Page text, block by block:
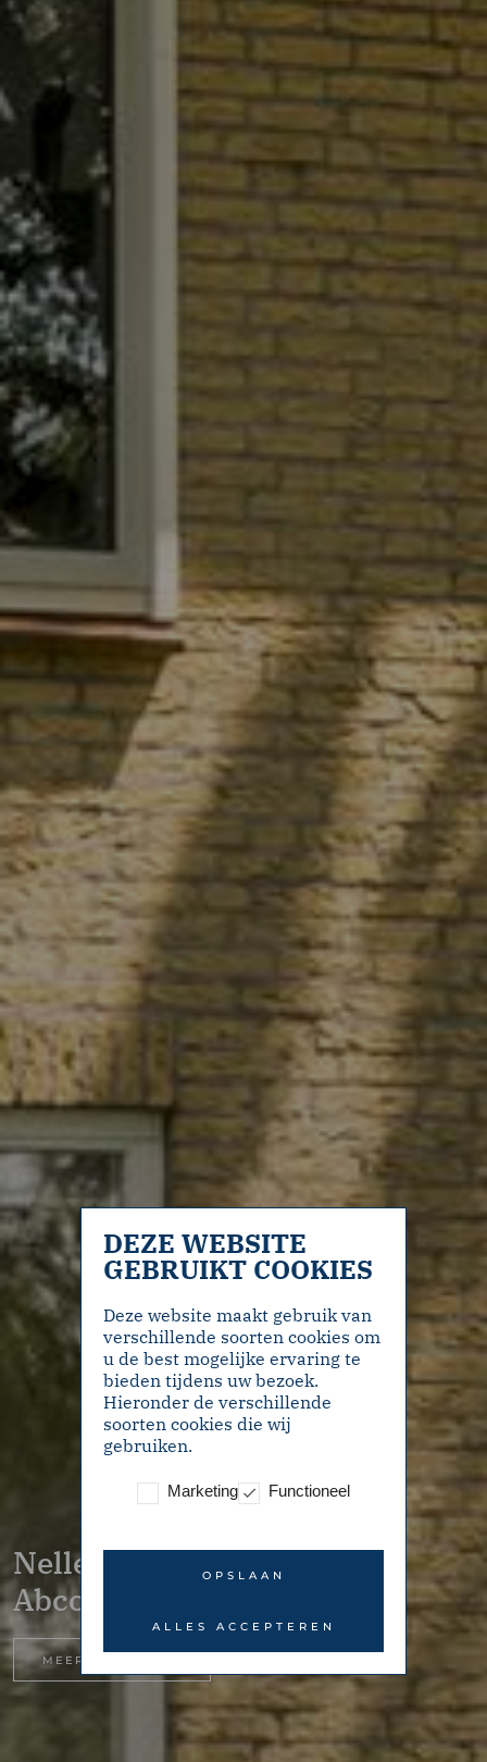
Nellestein 22 –
Abcoude
MEER INFORMATIE
DEZE WEBSITE
GEBRUIKT COOKIES
Deze website maakt gebruik van
verschillende soorten cookies om
u de best mogelijke ervaring te
bieden tijdens uw bezoek.
Hieronder de verschillende
soorten cookies die wij
gebruiken.
Marketing Functioneel
OPSLAAN
ALLES ACCEPTEREN